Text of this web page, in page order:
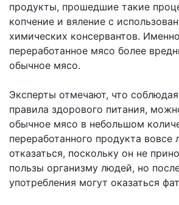
продукты, прошедшие такие
копчение и вяление с
химических консервантов.
переработанное мясо более
обычное мясо.
Эксперты отмечают, что
правила здорового питания,
обычное мясо в небольшом
переработанного продукта вовсе
отказаться, поскольку он не
пользы организму людей, но
употребления могут оказаться